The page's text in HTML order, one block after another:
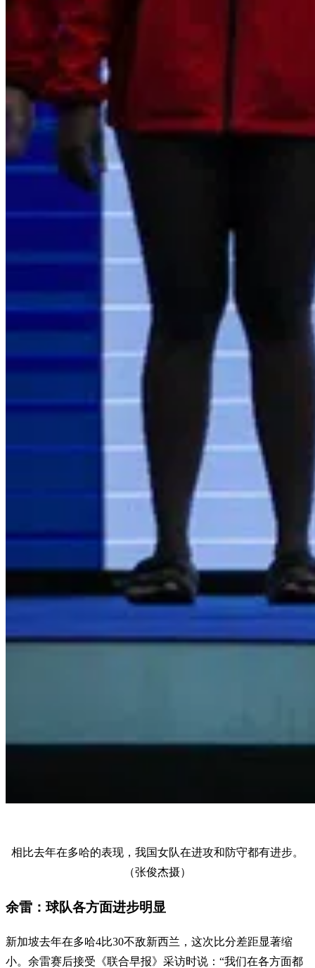
相比去年在多哈的表现，我国女队在进攻和防守都有进步。
（张俊杰摄）
余雷：球队各方面进步明显
新加坡去年在多哈4比30不敌新西兰，这次比分差距显著缩
小。余雷赛后接受《联合早报》采访时说：“我们在各方面都